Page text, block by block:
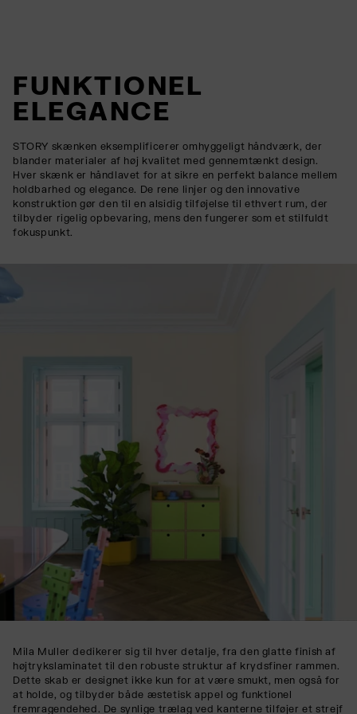
FUNKTIONEL
ELEGANCE
STORY skænken eksemplificerer omhyggeligt håndværk, der
blander materialer af høj kvalitet med gennemtænkt design.
Hver skænk er håndlavet for at sikre en perfekt balance mellem
holdbarhed og elegance. De rene linjer og den innovative
konstruktion gør den til en alsidig tilføjelse til ethvert rum, der
tilbyder rigelig opbevaring, mens den fungerer som et stilfuldt
fokuspunkt.
Mila Muller dedikerer sig til hver detalje, fra den glatte finish af
højtrykslaminatet til den robuste struktur af krydsfiner rammen.
Dette skab er designet ikke kun for at være smukt, men også for
at holde, og tilbyder både æstetisk appel og funktionel
fremragendehed. De synlige trælag ved kanterne tilføjer et strejf